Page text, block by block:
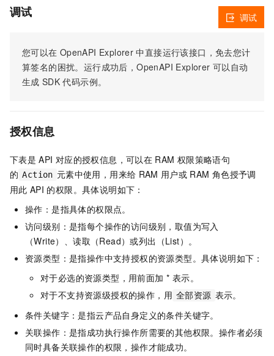
调试
您可以在 OpenAPI Explorer 中直接运行该接口，免去您计
算签名的困扰。运行成功后，OpenAPI Explorer 可以自动
生成 SDK 代码示例。
调试
授权信息
下表是 API 对应的授权信息，可以在 RAM 权限策略语句
的 Action 元素中使用，用来给 RAM 用户或 RAM 角色授予调
用此 API 的权限。具体说明如下：
操作：是指具体的权限点。
访问级别：是指每个操作的访问级别，取值为写入
（Write）、读取（Read）或列出（List）。
资源类型：是指操作中支持授权的资源类型。具体说明如下：
对于必选的资源类型，用前面加 * 表示。
对于不支持资源级授权的操作，用 全部资源 表示。
条件关键字：是指云产品自身定义的条件关键字。
关联操作：是指成功执行操作所需要的其他权限。操作者必须
同时具备关联操作的权限，操作才能成功。